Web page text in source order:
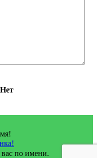
Нет
вас по имени.